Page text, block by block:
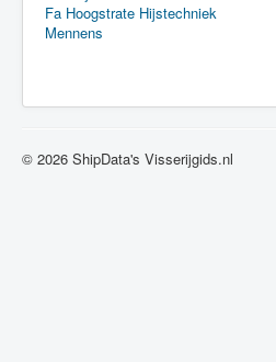
Fa Hoogstrate Hijstechniek
Mennens
© 2026 ShipData's Visserijgids.nl